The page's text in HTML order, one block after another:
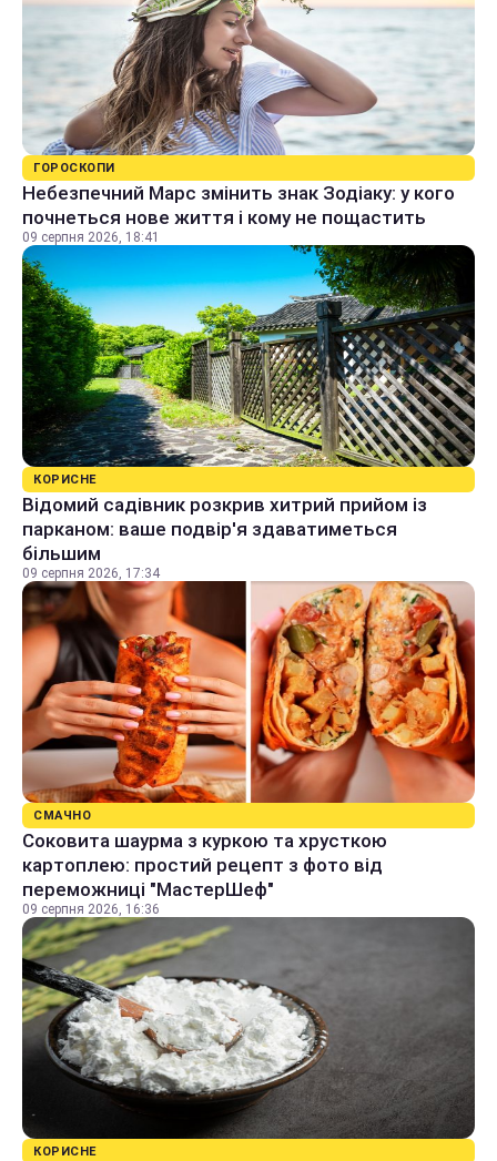
ГОРОСКОПИ
Небезпечний Марс змінить знак Зодіаку: у кого
почнеться нове життя і кому не пощастить
09 серпня 2026, 18:41
КОРИСНЕ
Відомий садівник розкрив хитрий прийом із
парканом: ваше подвір'я здаватиметься
більшим
09 серпня 2026, 17:34
СМАЧНО
Соковита шаурма з куркою та хрусткою
картоплею: простий рецепт з фото від
переможниці "МастерШеф"
09 серпня 2026, 16:36
КОРИСНЕ